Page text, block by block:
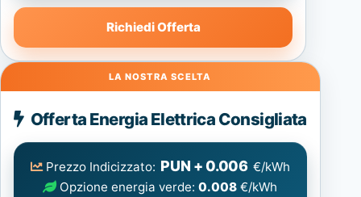
Richiedi Offerta
Energia
Elettrica
consigliata
Offerta Energia Elettrica Consigliata
Prezzo Indicizzato: PUN + 0.006 €/kWh
Opzione energia verde:0.008 €/kWh